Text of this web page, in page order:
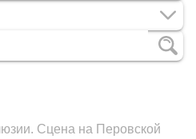
Сцена на Перовской